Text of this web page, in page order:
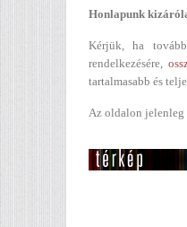
Honlapunk
Kérjük, ha
rendelkezésére,
tartalmasabb és
Az oldalon jelenleg